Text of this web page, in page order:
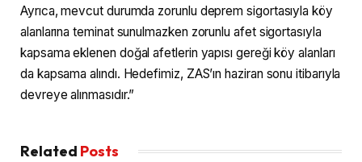
Ayrıca, mevcut durumda zorunlu deprem sigortasıyla köy
alanlarına teminat sunulmazken zorunlu afet sigortasıyla
kapsama eklenen doğal afetlerin yapısı gereği köy alanları
da kapsama alındı. Hedefimiz, ZAS’ın haziran sonu itibarıyla
devreye alınmasıdır.”
Related Posts